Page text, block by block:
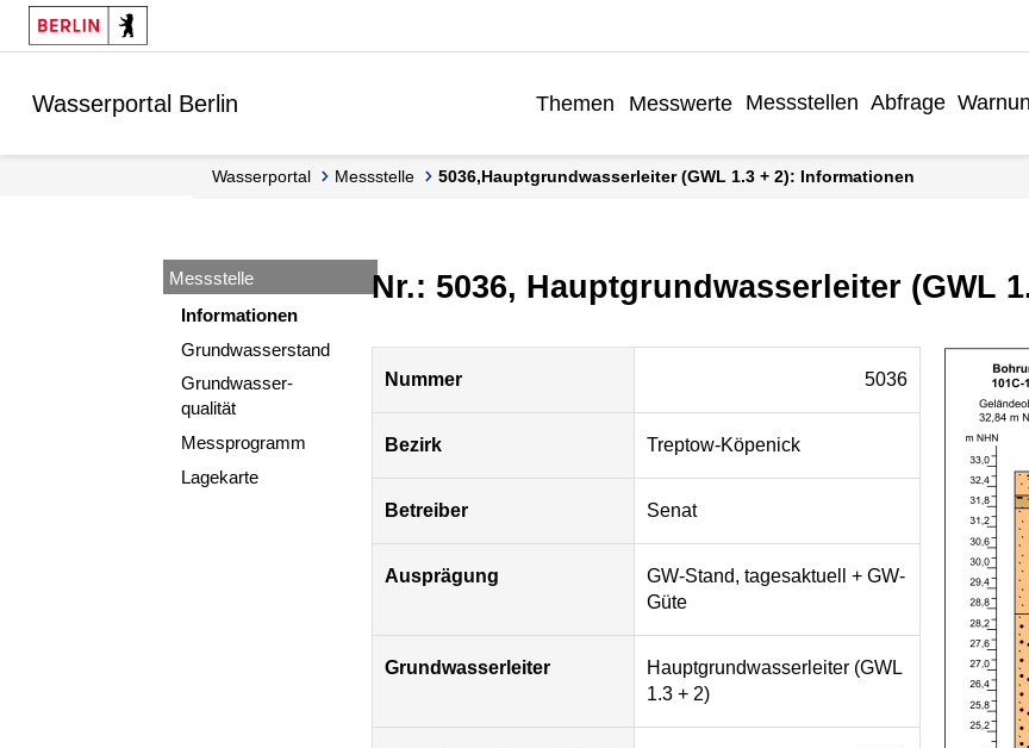
Springe zur Navigation
Springe zum Inhalt
Wasserportal Berlin Themen Messwerte Messstellen Abfrage
Wasserportal Messstelle 5036,Hauptgrundwasserleiter (GWL 1.3 + 2): Informationen
Messstelle
Informationen
Grundwasserstand
Grundwasser-
qualität
Messprogramm
Lagekarte
Nr.: 5036, Hauptgrundwasserleiter (GWL
Berlin
Nummer 5036
Bezirk Treptow-Köpenick
Betreiber Senat
Ausprägung
GW-Stand, tagesaktuell + GW-
Güte
Grundwasserleiter
Hauptgrundwasserleiter (GWL
1.3 + 2)